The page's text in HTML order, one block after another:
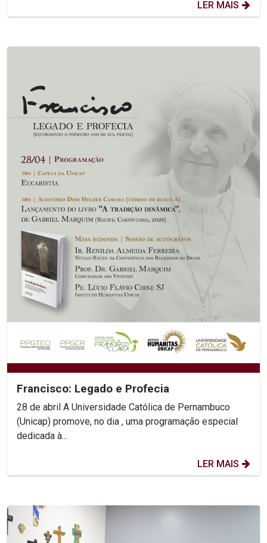
LER MAIS
Francisco: Legado e Profecia
28 de abril A Universidade Católica de Pernambuco
(Unicap) promove, no dia , uma programação especial
dedicada à...
LER MAIS